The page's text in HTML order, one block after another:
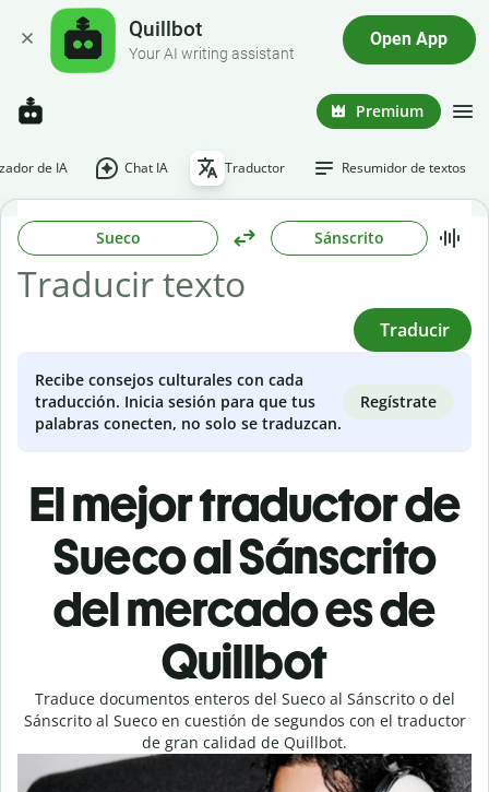
Quillbot
Your AI writing assistant
Open App
Premium
de IA Chat IA Traductor Resumidor de textos
Sueco Sánscrito
Traducir
Recibe consejos culturales con cada
traducción. Inicia sesión para que tus
palabras conecten, no solo se traduzcan.
Regístrate
El mejor traductor de
Sueco al Sánscrito
del mercado es de
Quillbot
Traduce documentos enteros del Sueco al Sánscrito o del
Sánscrito al Sueco en cuestión de segundos con el traductor
de gran calidad de Quillbot.